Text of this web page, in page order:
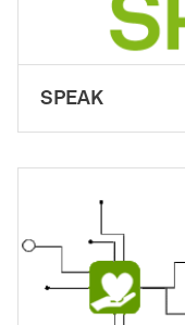
SPEAK